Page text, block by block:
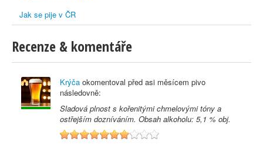
Jak se pije v ČR
Recenze & komentáře
Krýča okomentoval před asi měsícem pivo
následovně:
Sladová plnost s kořenitými chmelovými tóny a
ostřejším dozníváním. Obsah alkoholu: 5,1 % obj.
7